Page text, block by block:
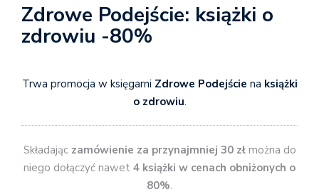
Zdrowe Podejście: książki o
zdrowiu -80%
Trwa promocja w księgarni Zdrowe Podejście na książki
o zdrowiu.
Składając zamówienie za przynajmniej 30 złmożna do
niego dołączyć nawet 4 książki w cenach obniżonych o
80%.